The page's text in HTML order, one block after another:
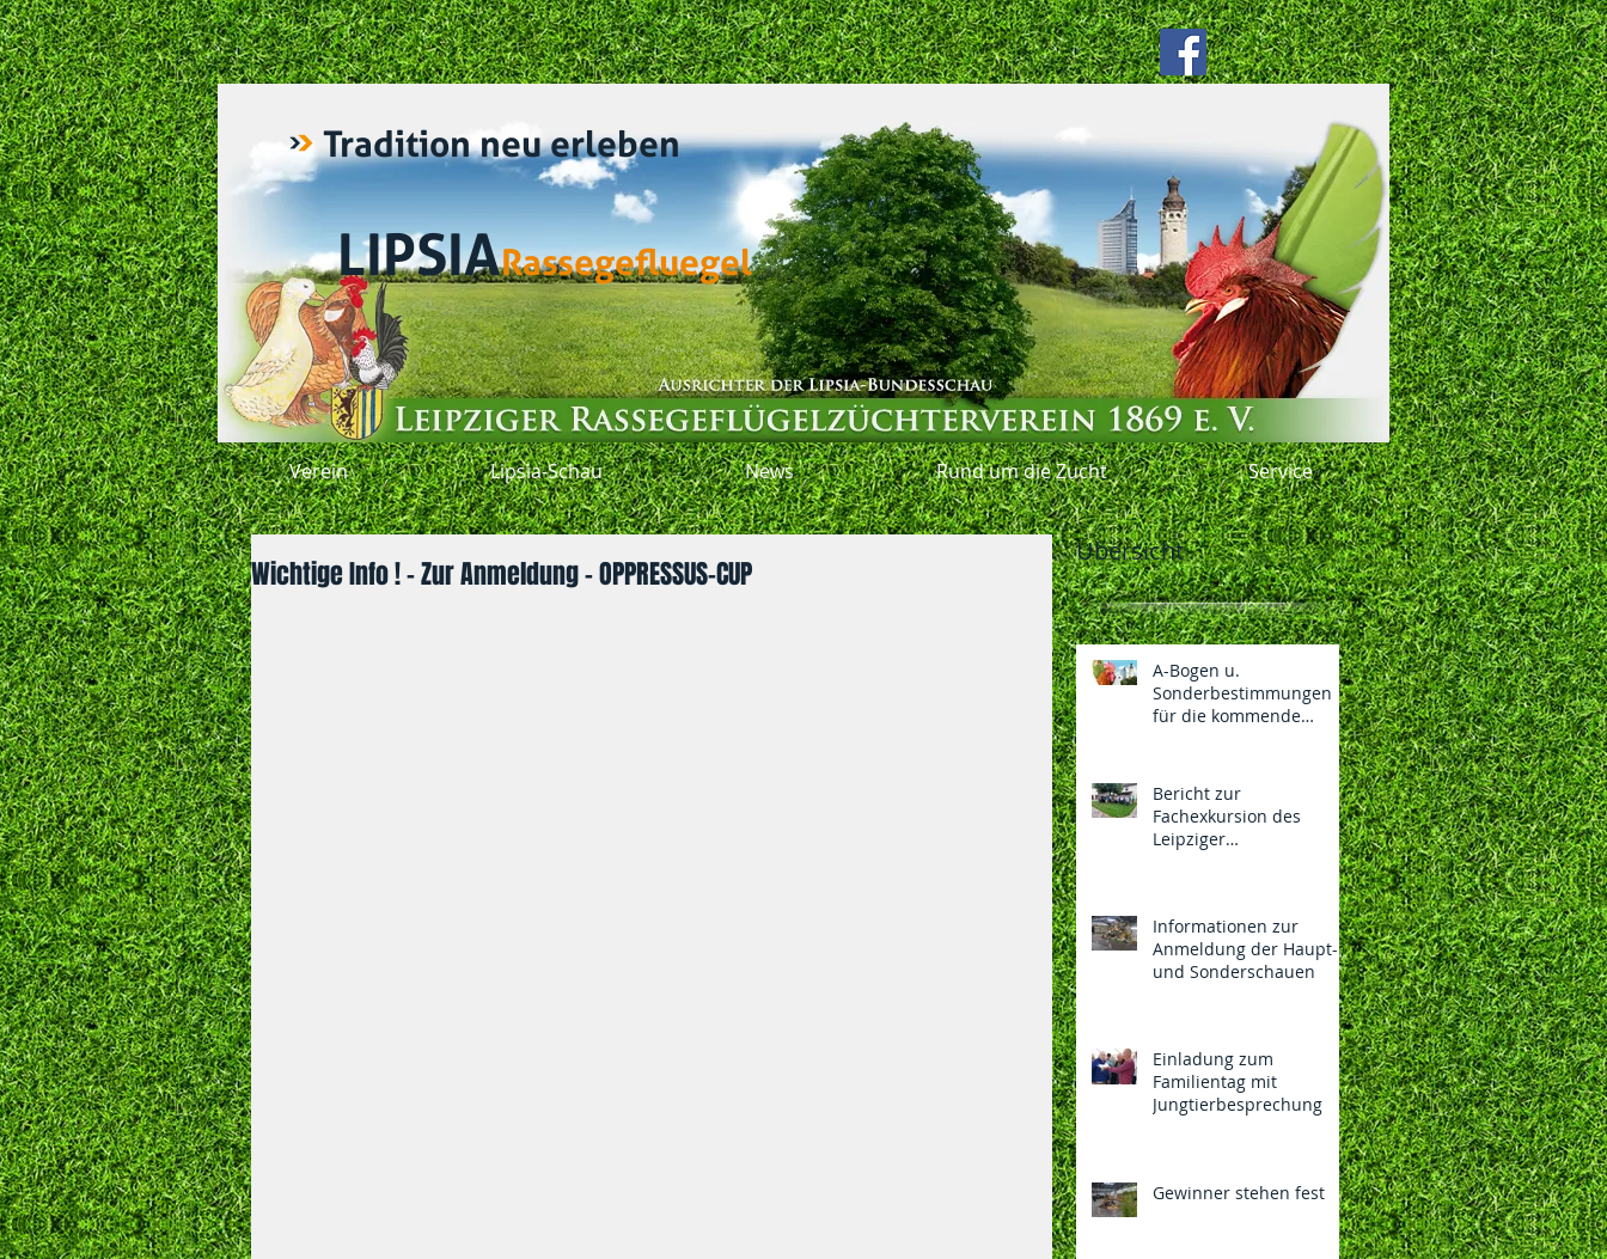
LIPSIARassegefluegel
Tradition neu erleben
Verein Lipsia-Schau News Rund um die Zucht Service
Wichtige Info ! - Zur Anmeldung - OPPRESSUS-CUP
Übersicht
A-Bogen u.
Sonderbestimmungen
für die kommende
130.LIPSIA-Bundesschau
und 108. Nationalen des
BDRG vom
04.-06.12.2026 in
Vorbereitung
Bericht zur
Fachexkursion des
Leipziger
Rassegeflügelzüchterver
Informationen zur
Anmeldung der Haupt-
und Sonderschauen
Einladung zum
Familientag mit
Jungtierbesprechung
Gewinner stehen fest